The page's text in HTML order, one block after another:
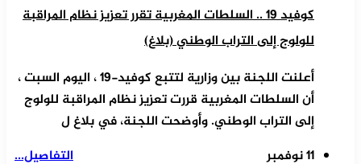
كوفيد 19 .. السلطات المغربية تقرر تعزيز نظام المراقبة
للولوج إلى التراب الوطني (بلاغ)
أعلنت اللجنة بين وزارية لتتبع كوفيد-19 ، اليوم السبت ،
أن السلطات المغربية قررت تعزيز نظام المراقبة للولوج
إلى التراب الوطني. وأوضحت اللجنة، في بلاغ ل
التفاصيل...
11 نوفمبر